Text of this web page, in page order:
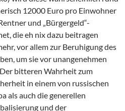
12000 Euro pro Einwohner
und „Bürgergeld“-
die eh nix dazu beitragen
vor allem zur Beruhigung des
um sie vor unangenehmen
bitteren Wahrheit zum
in einem von russischen
als auch die generellen
und der